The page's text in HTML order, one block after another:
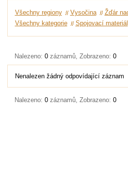
Všechny regiony Vysočina
Žďár
Všechny kategorie
Spojovací materiál
Nalezeno: 0 záznamů, Zobrazeno: 0
Nenalezen žádný odpovídající záznam
Nalezeno: 0 záznamů, Zobrazeno: 0